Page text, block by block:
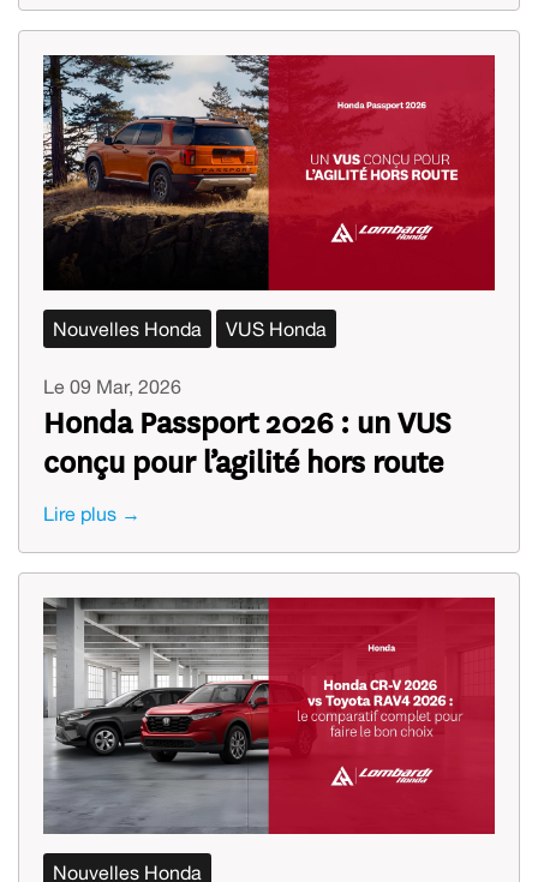
Nouvelles Honda VUS Honda
Le 09 Mar, 2026
Honda Passport 2026 : un VUS
conçu pour l’agilité hors route
Lire plus →
Nouvelles Honda